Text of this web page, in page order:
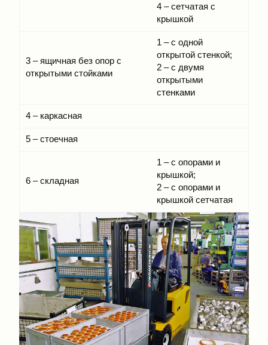
4 – сетчатая с
крышкой
3 – ящичная без опор с
открытыми стойками
1 – с одной
открытой стенкой;
2 – с двумя
открытыми
стенками
4 – каркасная
5 – стоечная
6 – складная
1 – с опорами и
крышкой;
2 – с опорами и
крышкой сетчатая